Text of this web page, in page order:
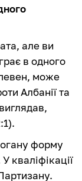
але ви
в одного
може
Албанії та
форму
кваліфікації